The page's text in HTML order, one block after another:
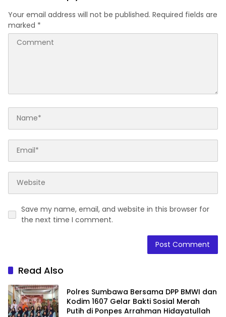
Your email address will not be published. Required fields are
marked *
Save my name, email, and website in this browser for
the next time I comment.
Read Also
Polres Sumbawa Bersama DPP BMWI dan
Kodim 1607 Gelar Bakti Sosial Merah
Putih di Ponpes Arrahman Hidayatullah